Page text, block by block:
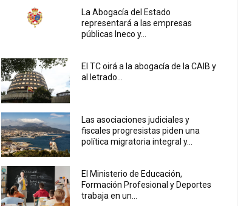
La Abogacía del Estado
representará a las empresas
públicas Ineco y...
El TC oirá a la abogacía de la CAIB y
al letrado...
Las asociaciones judiciales y
fiscales progresistas piden una
política migratoria integral y...
El Ministerio de Educación,
Formación Profesional y Deportes
trabaja en un...